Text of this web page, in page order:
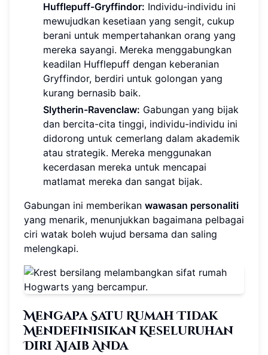
Hufflepuff-Gryffindor: Individu-individu ini
mewujudkan kesetiaan yang sengit, cukup
berani untuk mempertahankan orang yang
mereka sayangi. Mereka menggabungkan
keadilan Hufflepuff dengan keberanian
Gryffindor, berdiri untuk golongan yang
kurang bernasib baik.
Slytherin-Ravenclaw: Gabungan yang bijak
dan bercita-cita tinggi, individu-individu ini
didorong untuk cemerlang dalam akademik
atau strategik. Mereka menggunakan
kecerdasan mereka untuk mencapai
matlamat mereka dan sangat bijak.
Gabungan ini memberikan wawasan personaliti
yang menarik, menunjukkan bagaimana pelbagai
ciri watak boleh wujud bersama dan saling
melengkapi.
Mengapa Satu Rumah Tidak
Mendefinisikan Keseluruhan
Diri Ajaib Anda